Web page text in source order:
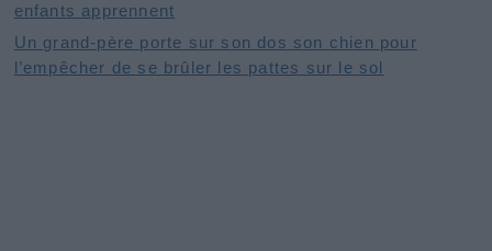
enfants apprennent
Un grand-père porte sur son dos son chien pour
l’empêcher de se brûler les pattes sur le sol